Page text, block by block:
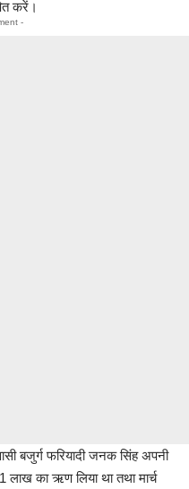
करें।
-
बजुर्ग फरियादी जनक सिंह अपनी
लाख का ऋण लिया था तथा मार्च